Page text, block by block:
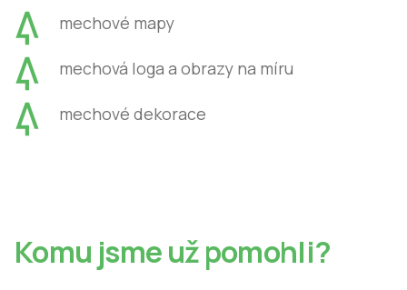
mechové mapy
mechová loga a obrazy na míru
mechové dekorace
Komu jsme už pomohli?